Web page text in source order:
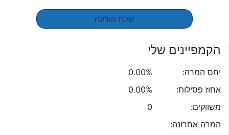
שלח הודעה
הקמפיינים שלי
יחס המרה:
0.00%
אחוז פסילות:
0.00%
משווקים:
0
המרה אחרונה: